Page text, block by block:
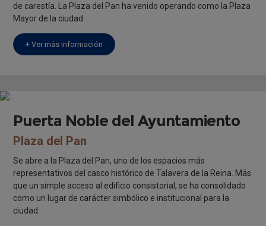
de carestía. La Plaza del Pan ha venido operando como la Plaza
Mayor de la ciudad.
+ Ver más información
Puerta Noble del Ayuntamiento
Plaza del Pan
Se abre a la Plaza del Pan, uno de los espacios más
representativos del casco histórico de Talavera de la Reina. Más
que un simple acceso al edificio consistorial, se ha consolidado
como un lugar de carácter simbólico e institucional para la
ciudad.